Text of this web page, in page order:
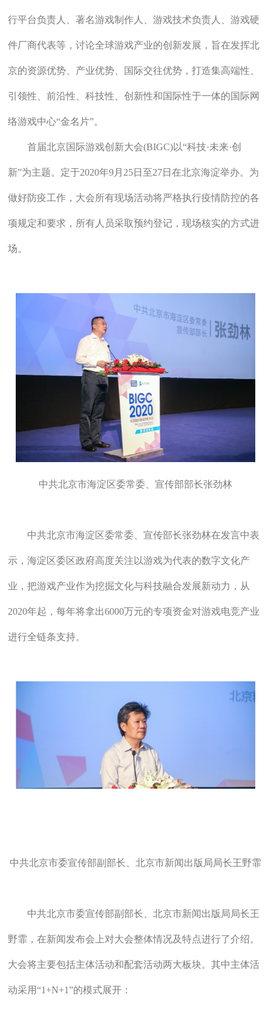
行平台负责人、著名游戏制作人、游戏技术负责人、游戏硬
件厂商代表等，讨论全球游戏产业的创新发展，旨在发挥北
京的资源优势、产业优势、国际交往优势，打造集高端性、
引领性、前沿性、科技性、创新性和国际性于一体的国际网
络游戏中心“金名片”。
首届北京国际游戏创新大会(BIGC)以“科技·未来·创
新”为主题。定于2020年9月25日至27日在北京海淀举办。为
做好防疫工作，大会所有现场活动将严格执行疫情防控的各
项规定和要求，所有人员采取预约登记，现场核实的方式进
场。
中共北京市海淀区委常委、宣传部部长张劲林
中共北京市海淀区委常委、宣传部长张劲林在发言中表
示，海淀区委区政府高度关注以游戏为代表的数字文化产
业，把游戏产业作为挖掘文化与科技融合发展新动力，从
2020年起，每年将拿出6000万元的专项资金对游戏电竞产业
进行全链条支持。
中共北京市委宣传部副部长、北京市新闻出版局局长王野霏
中共北京市委宣传部副部长、北京市新闻出版局局长王
野霏，在新闻发布会上对大会整体情况及特点进行了介绍。
大会将主要包括主体活动和配套活动两大板块。其中主体活
动采用“1+N+1”的模式展开：